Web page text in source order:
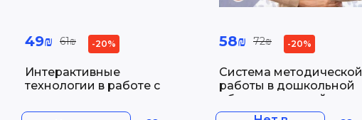
Интерактивные
технологии в работе с
родителями в
49₪ 61₪ -20%
Система методической
работы в дошкольной
образовательной
организации: Учебно-
58₪ 72₪ -20%